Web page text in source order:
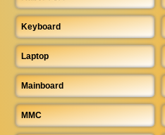
Keyboard
Laptop
Mainboard
MMC